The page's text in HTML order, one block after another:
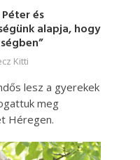
és
alapja, hogy
Kitti
lesz a gyerekek
meg
Héregen.